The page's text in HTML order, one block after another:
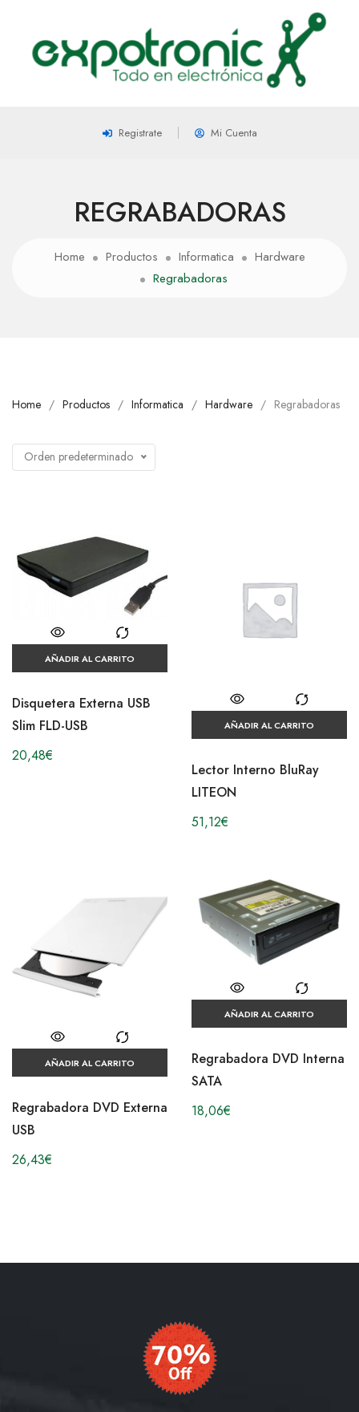
Registrate Mi Cuenta
REGRABADORAS
Home Productos Informatica
Hardware
Regrabadoras
Home Productos Informatica Hardware Regrabadoras
Orden predeterminado
AÑADIR AL CARRITO
Disquetera Externa USB
Slim FLD-USB
20,48€
AÑADIR AL CARRITO
Lector Interno BluRay
LITEON
51,12€
AÑADIR AL CARRITO
Regrabadora DVD Externa
USB
26,43€
AÑADIR AL CARRITO
Regrabadora DVD Interna
SATA
18,06€